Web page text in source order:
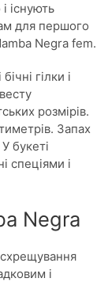
існують
для першого
Negra fem.
гілки і
розмірів.
Запах
букеті
спеціями і
Negra
і